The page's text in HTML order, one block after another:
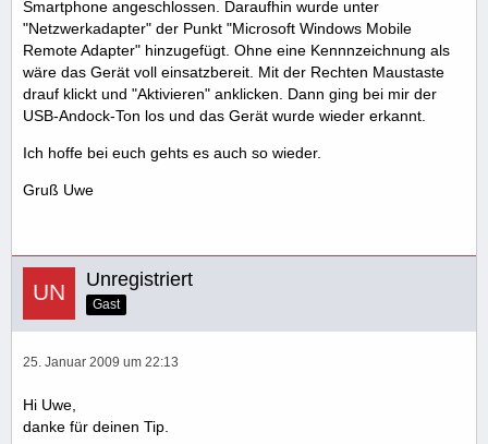
Smartphone angeschlossen. Daraufhin wurde unter
"Netzwerkadapter" der Punkt "Microsoft Windows Mobile
Remote Adapter" hinzugefügt. Ohne eine Kennnzeichnung als
wäre das Gerät voll einsatzbereit. Mit der Rechten Maustaste
drauf klickt und "Aktivieren" anklicken. Dann ging bei mir der
USB-Andock-Ton los und das Gerät wurde wieder erkannt.
Ich hoffe bei euch gehts es auch so wieder.
Gruß Uwe
Unregistriert
Gast
25. Januar 2009 um 22:13
Hi Uwe,
danke für deinen Tip.